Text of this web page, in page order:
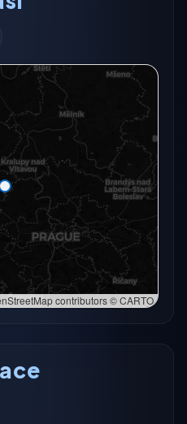
není dostupný.
mapě
v plné mapě →
contributors © CARTO